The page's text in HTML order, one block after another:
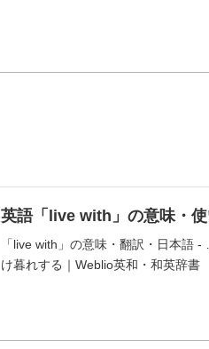
英語「live with」の意味・
「live with」の意味・翻訳・日本語
け暮れする｜Weblio英和・和英辞書